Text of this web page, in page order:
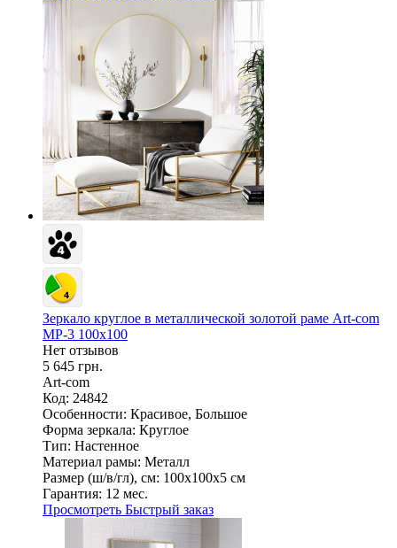
Зеркало круглое в металлической золотой раме Art-com
МР-3 100х100
Нет отзывов
5 645 грн.
Art-com
Код: 24842
Особенности: Красивое, Большое
Форма зеркала: Круглое
Тип: Настенное
Материал рамы: Металл
Размер (ш/в/гл), см: 100х100х5 см
Гарантия: 12 мес.
Просмотреть Быстрый заказ